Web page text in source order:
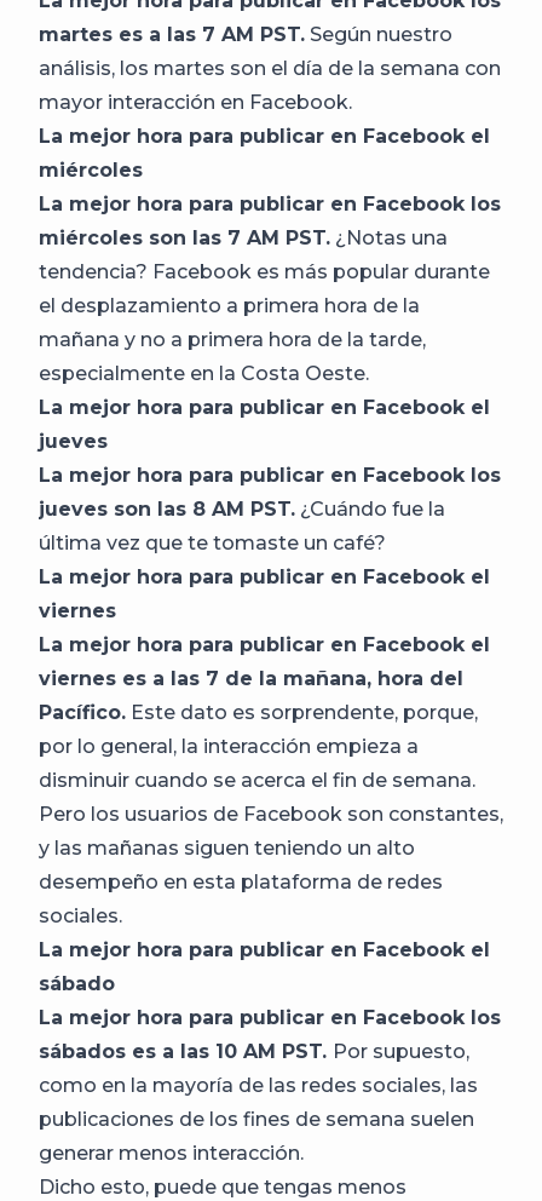
martes es a las 7 AM PST. Según nuestro
análisis, los martes son el día de la semana con
mayor interacción en Facebook.
La mejor hora para publicar en Facebook el
miércoles
La mejor hora para publicar en Facebook los
miércoles son las 7 AM PST. ¿Notas una
tendencia? Facebook es más popular durante
el desplazamiento a primera hora de la
mañana y no a primera hora de la tarde,
especialmente en la Costa Oeste.
La mejor hora para publicar en Facebook el
jueves
La mejor hora para publicar en Facebook los
jueves son las 8 AM PST. ¿Cuándo fue la
última vez que te tomaste un café?
La mejor hora para publicar en Facebook el
viernes
La mejor hora para publicar en Facebook el
viernes es a las 7 de la mañana, hora del
Pacífico. Este dato es sorprendente, porque,
por lo general, la interacción empieza a
disminuir cuando se acerca el fin de semana.
Pero los usuarios de Facebook son constantes,
y las mañanas siguen teniendo un alto
desempeño en esta plataforma de redes
sociales.
La mejor hora para publicar en Facebook el
sábado
La mejor hora para publicar en Facebook los
sábados es a las 10 AM PST. Por supuesto,
como en la mayoría de las redes sociales, las
publicaciones de los fines de semana suelen
generar menos interacción.
Dicho esto, puede que tengas menos